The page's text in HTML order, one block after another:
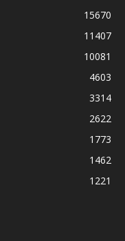
15670
11407
10081
4603
3314
2622
1773
1462
1221